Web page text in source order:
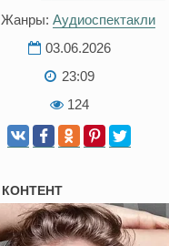
Жанры: Аудиоспектакли
03.06.2026
23:09
124